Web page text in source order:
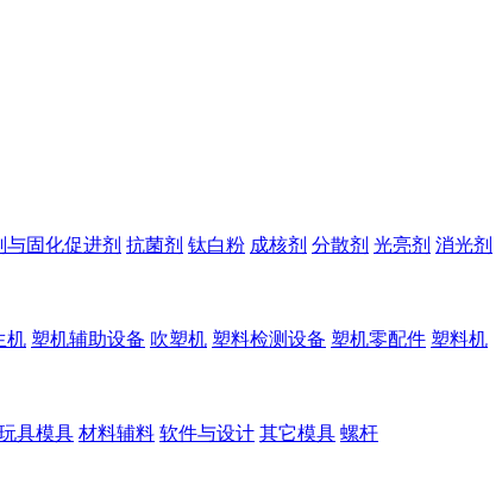
与固化促进剂 抗菌剂 钛白粉 成核剂 分散剂 光亮剂 消光剂
机 塑机辅助设备 吹塑机 塑料检测设备 塑机零配件 塑料机
具模具 材料辅料 软件与设计 其它模具 螺杆